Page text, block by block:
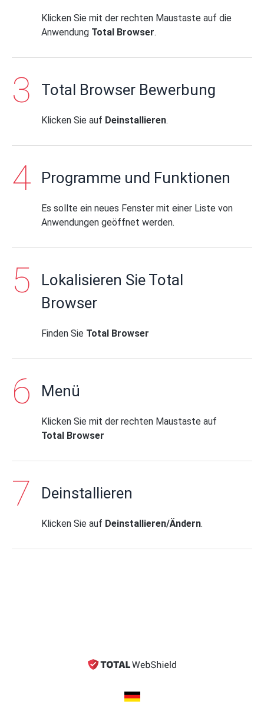
Klicken Sie mit der rechten Maustaste auf die
Anwendung Total Browser.
Total Browser Bewerbung
Klicken Sie auf Deinstallieren.
Programme und Funktionen
Es sollte ein neues Fenster mit einer Liste von
Anwendungen geöffnet werden.
Lokalisieren Sie Total
Browser
Finden Sie Total Browser
Menü
Klicken Sie mit der rechten Maustaste auf
Total Browser
Deinstallieren
Klicken Sie auf Deinstallieren/Ändern.